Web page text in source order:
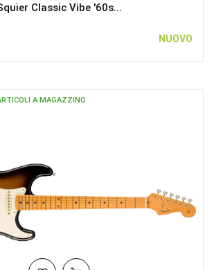
Classic Vibe '60s...
NUOVO
A MAGAZZINO